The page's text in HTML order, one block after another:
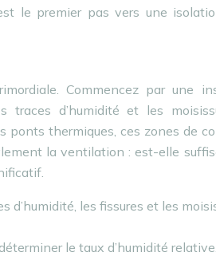
le premier pas vers une
Commencez par une
traces d’humidité et les
ponts thermiques, ces zones de
la ventilation : est-elle
d’humidité, les fissures et les
le taux d’humidité